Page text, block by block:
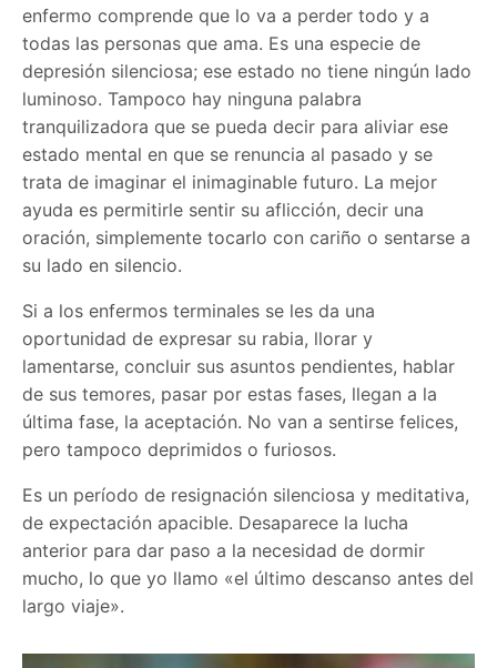
enfermo comprende que lo va a perder todo y a
todas las personas que ama. Es una especie de
depresión silenciosa; ese estado no tiene ningún lado
luminoso. Tampoco hay ninguna palabra
tranquilizadora que se pueda decir para aliviar ese
estado mental en que se renuncia al pasado y se
trata de imaginar el inimaginable futuro. La mejor
ayuda es permitirle sentir su aflicción, decir una
oración, simplemente tocarlo con cariño o sentarse a
su lado en silencio.
Si a los enfermos terminales se les da una
oportunidad de expresar su rabia, llorar y
lamentarse, concluir sus asuntos pendientes, hablar
de sus temores, pasar por estas fases, llegan a la
última fase, la aceptación. No van a sentirse felices,
pero tampoco deprimidos o furiosos.
Es un período de resignación silenciosa y meditativa,
de expectación apacible. Desaparece la lucha
anterior para dar paso a la necesidad de dormir
mucho, lo que yo llamo «el último descanso antes del
largo viaje».